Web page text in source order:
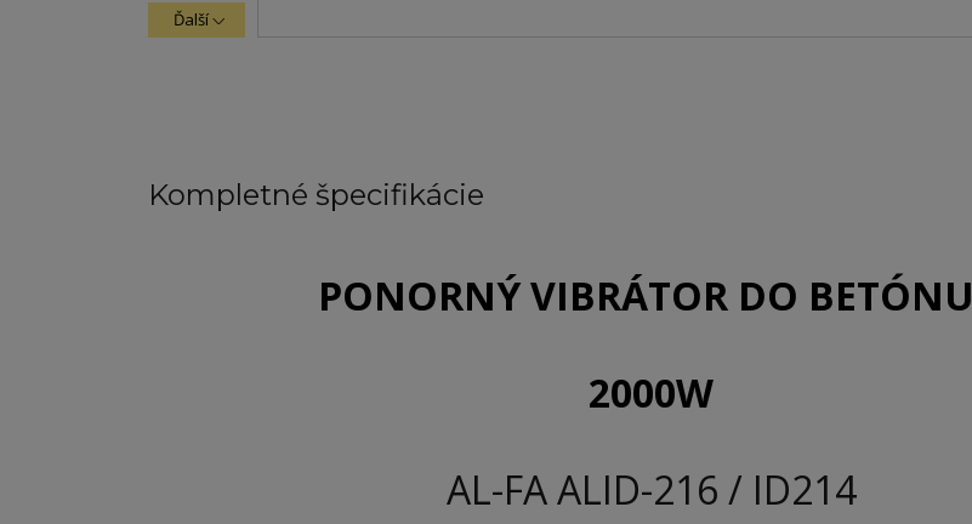
Ďalší
Kompletné špecifikácie
PONORNÝ VIBRÁTOR DO BETÓNU
2000W
AL-FA ALID-216 / ID214